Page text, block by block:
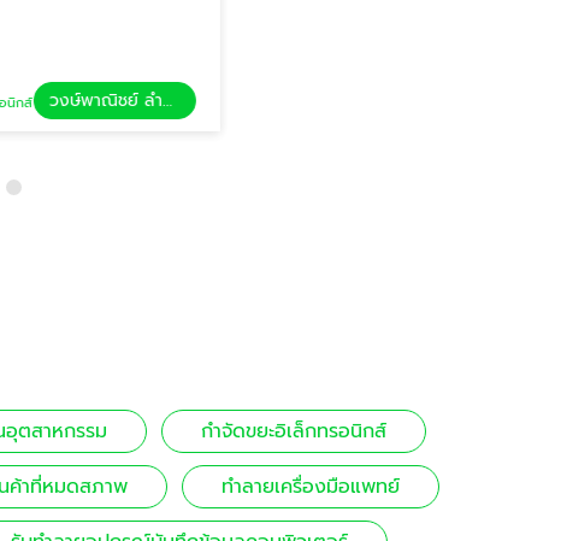
วงษ์พาณิชย์ ลำลูกกา
อุตสาหกรรม
กำจัดขยะอิเล็กทรอนิกส์
ค้าที่หมดสภาพ
ทำลายเครื่องมือแพทย์